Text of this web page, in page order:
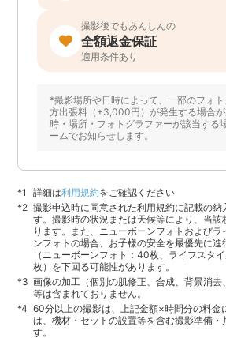
撮影後でもあんしんの
全額返金保証
適用条件あり
*撮影場所や日時によって、一部のフォ
方出張料（+3,000円）が発生する場合
時・場所・フォトグラファーが該当する
ームでお知らせします。
詳細は利用規約をご確認ください
撮影申込時に同意された利用規約に記載の納
す。撮影時の状況または天候等により、当該
ります。また、ニューボーンフォトおよび
ンフォトの場合、お子様の安全を最優先に
（ニューボーンフォト：40枚、ライフスタ
枚）を下回る可能性があります。
画像の加工（個別の肌修正、合成、背景消去
等は含まれておりません。
60分以上の撮影は、上記金額×時間分の料金
は、機材・セットの設置等を含む撮影準備・
す。